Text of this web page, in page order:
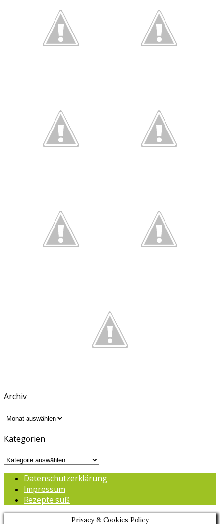
Archiv
Archiv
Kategorien
Kategorien
Datenschutzerklärung
Impressum
Rezepte süß
Privacy & Cookies Policy